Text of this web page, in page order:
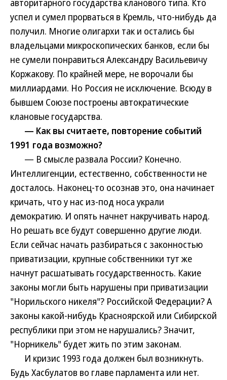
авторитарного государства кланового типа. Кто
успел и сумел прорваться в Кремль, что-нибудь да
получил. Многие олигархи так и остались бы
владельцами микроскопических банков, если бы
не сумели понравиться Александру Васильевичу
Коржакову. По крайней мере, не ворочали бы
миллиардами. Но Россия не исключение. Всюду в
бывшем Союзе построены автократические
клановые государства.
— Как вы считаете, повторение событий
1991 года возможно?
— В смысле развала России? Конечно.
Интеллигенции, естественно, собственности не
досталось. Наконец-то осознав это, она начинает
кричать, что у нас из-под носа украли
демократию. И опять начнет накручивать народ.
Но решать все будут совершенно другие люди.
Если сейчас начать разбираться с законностью
приватизации, крупные собственники тут же
начнут расшатывать государственность. Какие
законы могли быть нарушены при приватизации
"Норильского никеля"? Российской Федерации? А
законы какой-нибудь Красноярской или Сибирской
республики при этом не нарушались? Значит,
"Норникель" будет жить по этим законам.
И кризис 1993 года должен был возникнуть.
Будь Хасбулатов во главе парламента или нет.